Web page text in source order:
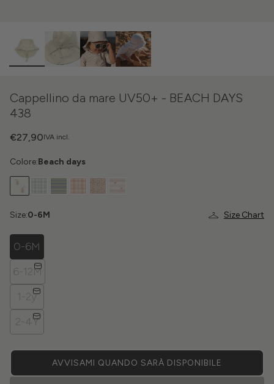
Cappellino da mare UV50+ - BEACH DAYS
438
IVA incl.
€27,90
Colore:Beach days
Size Chart
Size:0-6M
0-6M
6-12M
1-2y
2-4Y
AVVISAMI QUANDO SARÀ DISPONIBILE